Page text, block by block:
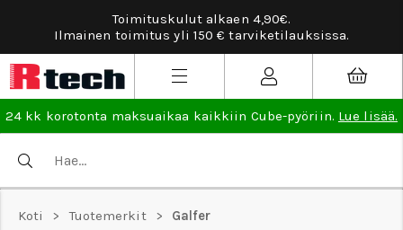
Toimituskulut alkaen 4,90€.
Ilmainen toimitus yli 150 € tarviketilauksissa.
24 kk korotonta maksuaikaa kaikkiin Cube-pyöriin. Lue lisää.
Koti > Tuotemerkit > Galfer